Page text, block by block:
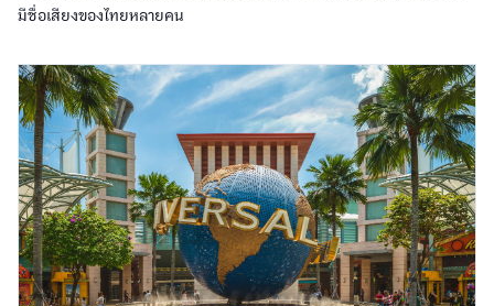
มีชื่อเสียงของไทยหลายคน